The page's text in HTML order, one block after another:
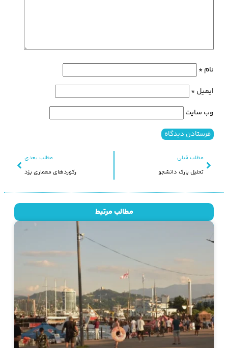
مطلب قبلی
تحلیل پارک دانشجو
مطلب بعدی
رکوردهای معماری یزد
نام*
ایمیل*
وب‌ سایت
مطالب مرتبط